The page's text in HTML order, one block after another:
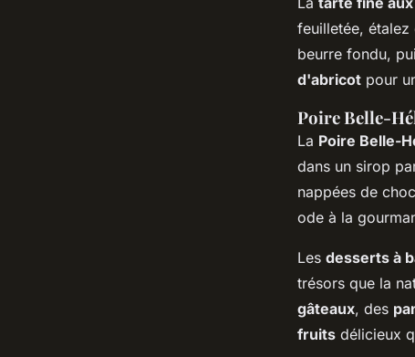
feuilletée,
beurre fondu,
d'abricot pour
Poire Belle-
La Poire Belle-
dans un sirop
nappées de
ode à la
Les desserts à
trésors que la
gâteaux, des
fruits délicieux